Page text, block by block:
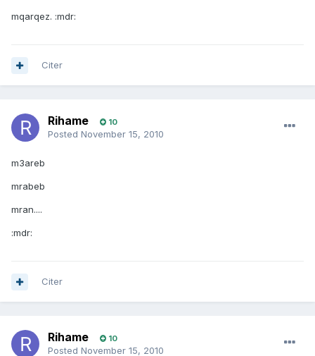
mqarqez. :mdr:
Citer
Rihame 10
Posted November 15, 2010
m3areb
mrabeb
mran....
:mdr:
Citer
Rihame 10
Posted November 15, 2010